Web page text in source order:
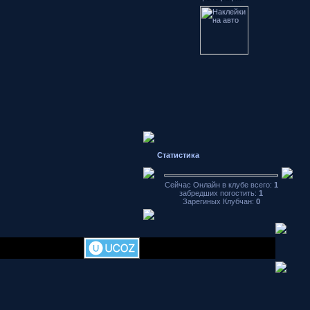
Статистика
Сейчас Онлайн в клубе всего: 1
забредших погостить: 1
Зарегиных Клубчан: 0